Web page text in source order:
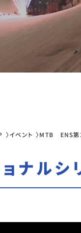
イベント MTB ENS第3
ルシ